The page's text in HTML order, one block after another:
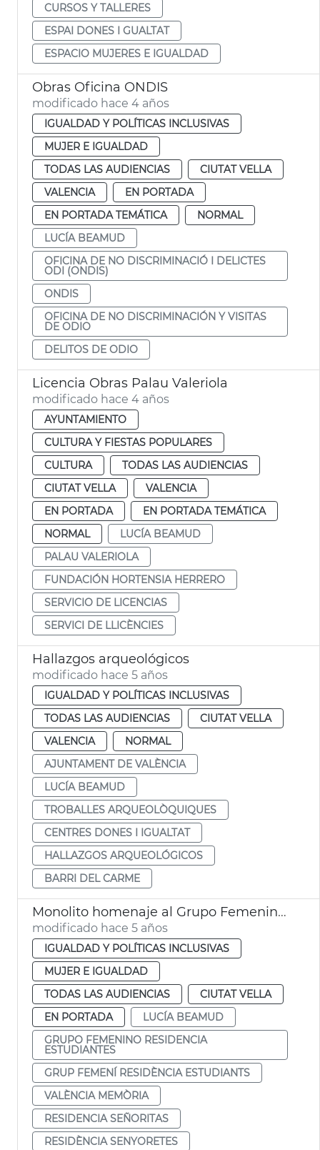
CURSOS Y TALLERES
ESPAI DONES I GUALTAT
ESPACIO MUJERES E IGUALDAD
Obras Oficina ONDIS
modificado hace 4 años
IGUALDAD Y POLÍTICAS INCLUSIVAS
MUJER E IGUALDAD
TODAS LAS AUDIENCIAS
CIUTAT VELLA
VALENCIA
EN PORTADA
EN PORTADA TEMÁTICA
NORMAL
LUCÍA BEAMUD
OFICINA DE NO DISCRIMINACIÓ I DELICTES
ODI (ONDIS)
ONDIS
OFICINA DE NO DISCRIMINACIÓN Y VISITAS
DE ODIO
DELITOS DE ODIO
Licencia Obras Palau Valeriola
modificado hace 4 años
AYUNTAMIENTO
CULTURA Y FIESTAS POPULARES
CULTURA
TODAS LAS AUDIENCIAS
CIUTAT VELLA
VALENCIA
EN PORTADA
EN PORTADA TEMÁTICA
NORMAL
LUCÍA BEAMUD
PALAU VALERIOLA
FUNDACIÓN HORTENSIA HERRERO
SERVICIO DE LICENCIAS
SERVICI DE LLICÈNCIES
Hallazgos arqueológicos
modificado hace 5 años
IGUALDAD Y POLÍTICAS INCLUSIVAS
TODAS LAS AUDIENCIAS
CIUTAT VELLA
VALENCIA
NORMAL
AJUNTAMENT DE VALÈNCIA
LUCÍA BEAMUD
TROBALLES ARQUEOLÒQUIQUES
CENTRES DONES I IGUALTAT
HALLAZGOS ARQUEOLÓGICOS
BARRI DEL CARME
Monolito homenaje al Grupo Femenino de la Residencia de Estudiantes
modificado hace 5 años
IGUALDAD Y POLÍTICAS INCLUSIVAS
MUJER E IGUALDAD
TODAS LAS AUDIENCIAS
CIUTAT VELLA
EN PORTADA
LUCÍA BEAMUD
GRUPO FEMENINO RESIDENCIA
ESTUDIANTES
GRUP FEMENÍ RESIDÈNCIA ESTUDIANTS
VALÈNCIA MEMÒRIA
RESIDENCIA SEÑORITAS
RESIDÈNCIA SENYORETES